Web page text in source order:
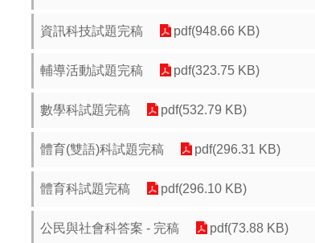
資訊科技試題完稿 pdf(948.66 KB)
輔導活動試題完稿 pdf(323.75 KB)
數學科試題完稿 pdf(532.79 KB)
體育(雙語)科試題完稿 pdf(296.31 KB)
體育科試題完稿 pdf(296.10 KB)
公民與社會科答案 - 完稿 pdf(73.88 KB)